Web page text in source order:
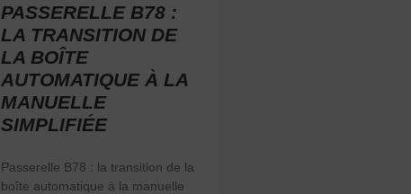
PASSERELLE B78 :
LA TRANSITION DE
LA BOÎTE
AUTOMATIQUE À LA
MANUELLE
SIMPLIFIÉE
Passerelle B78 : la transition de la
boîte automatique à la manuelle